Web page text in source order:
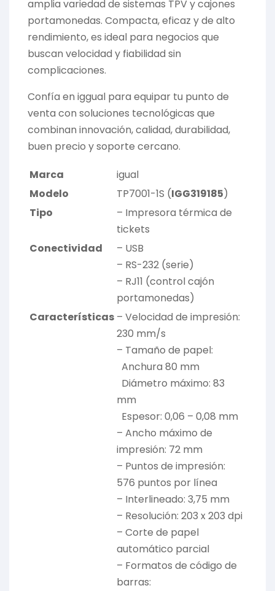
amplia variedad de sistemas TPV y cajones
portamonedas. Compacta, eficaz y de alto
rendimiento, es ideal para negocios que
buscan velocidad y fiabilidad sin
complicaciones.
Confía en iggual para equipar tu punto de
venta con soluciones tecnológicas que
combinan innovación, calidad, durabilidad,
buen precio y soporte cercano.
Marca
igual
Modelo
TP7001-1S (IGG319185)
Tipo
– Impresora térmica de
tickets
Conectividad
– USB
– RS-232 (serie)
– RJ11 (control cajón
portamonedas)
Características – Velocidad de impresión:
230 mm/s
– Tamaño de papel:
Anchura 80 mm
Diámetro máximo: 83
mm
Espesor: 0,06 – 0,08 mm
– Ancho máximo de
impresión: 72 mm
– Puntos de impresión:
576 puntos por línea
– Interlineado: 3,75 mm
– Resolución: 203 x 203 dpi
– Corte de papel
automático parcial
– Formatos de código de
barras: